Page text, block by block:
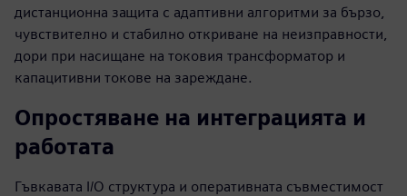
дистанционна защита с адаптивни алгоритми за бързо,
чувствително и стабилно откриване на неизправности,
дори при насищане на токовия трансформатор и
капацитивни токове на зареждане.
Опростяване на интеграцията и
работата
Гъвкавата I/O структура и оперативната съвместимост